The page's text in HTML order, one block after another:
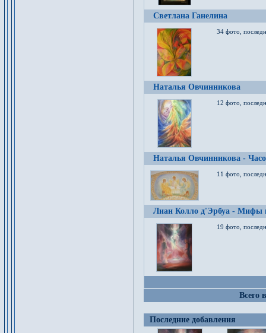
Светлана Ганелина
34 фото,
Наталья Овчинникова
12 фото,
Наталья Овчинникова -
11 фото,
Лиан Колло д'Эрбуа - Мифы
19 фото,
Всего
Последние добавления